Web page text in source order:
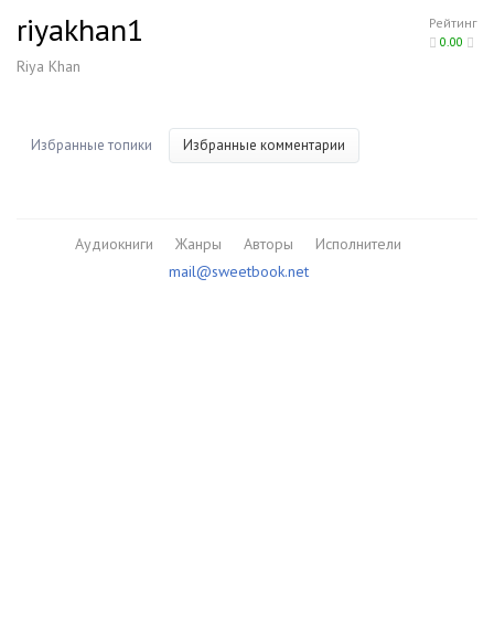
Рейтинг
0.00
riyakhan1
Riya Khan
Избранные топики Избранные комментарии
Аудиокниги Жанры Авторы
Исполнители
mail@sweetbook.net